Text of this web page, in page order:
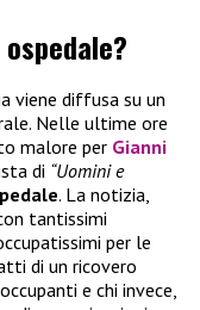
viene diffusa su un
Nelle ultime ore
malore per Gianni
di “Uomini e
. La notizia,
tantissimi
per le
di un ricovero
e chi invece,